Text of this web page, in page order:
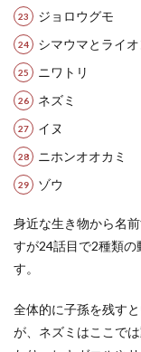
ジョロウグモ
シマウマとライオ
ニワトリ
ネズミ
イヌ
ニホンオオカミ
ゾウ
身近な生き物から名
すが24話目で2種類の
す。
全体的に子孫を残す
が、ネズミはここで